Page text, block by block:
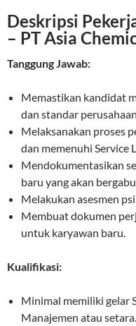
Deskripsi
– PT Asia
Tanggung Jawab:
Memastikan kandidat
dan standar
Melaksanakan proses
dan memenuhi Service
Mendokumentasikan
baru yang akan
Melakukan asesmen
Membuat dokumen
untuk karyawan baru.
Kualifikasi:
Minimal memiliki gelar
Manajemen atau setara.